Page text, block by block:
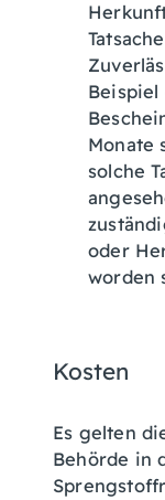
Monate
solche
oder
worden
Kosten
Es gelten
Behörde in